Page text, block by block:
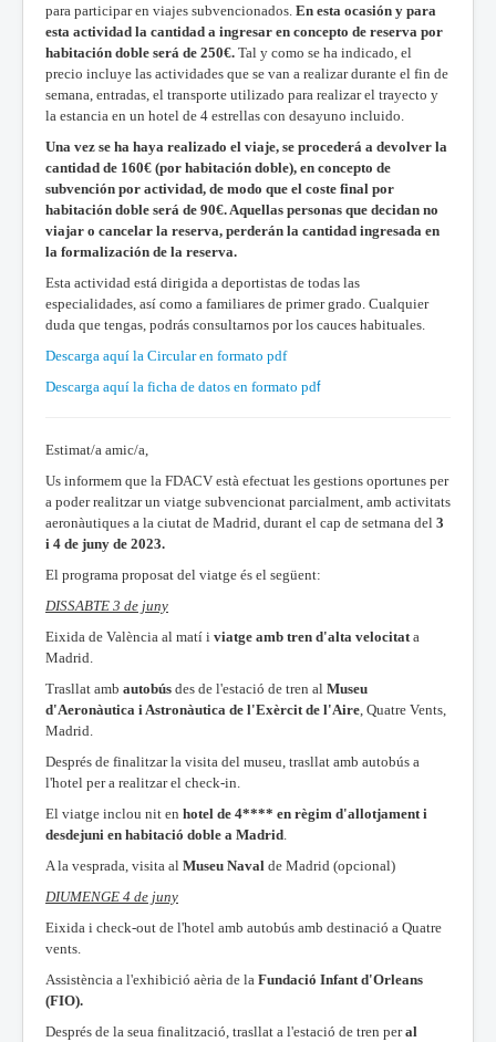
para participar en viajes subvencionados. En esta ocasión y para
esta actividad la cantidad a ingresar en concepto de reserva por
habitación doble será de 250€. Tal y como se ha indicado, el
precio incluye las actividades que se van a realizar durante el fin de
semana, entradas, el transporte utilizado para realizar el trayecto y
la estancia en un hotel de 4 estrellas con desayuno incluido.
Una vez se ha haya realizado el viaje, se procederá a devolver la
cantidad de 160€ (por habitación doble), en concepto de
subvención por actividad, de modo que el coste final por
habitación doble será de 90€. Aquellas personas que decidan no
viajar o cancelar la reserva, perderán la cantidad ingresada en
la formalización de la reserva.
Esta actividad está dirigida a deportistas de todas las
especialidades, así como a familiares de primer grado. Cualquier
duda que tengas, podrás consultarnos por los cauces habituales.
Descarga aquí la Circular en formato pdf
Descarga aquí la ficha de datos en formato pdf
Estimat/a amic/a,
Us informem que la FDACV està efectuat les gestions oportunes per
a poder realitzar un viatge subvencionat parcialment, amb activitats
aeronàutiques a la ciutat de Madrid, durant el cap de setmana del 3
i 4 de juny de 2023.
El programa proposat del viatge és el següent:
DISSABTE 3 de juny
Eixida de València al matí i viatge amb tren d'alta velocitat a
Madrid.
Trasllat amb autobús des de l'estació de tren al Museu
d'Aeronàutica i Astronàutica de l'Exèrcit de l'Aire , Quatre Vents,
Madrid.
Després de finalitzar la visita del museu, trasllat amb autobús a
l'hotel per a realitzar el check-in.
El viatge inclou nit en hotel de 4**** en règim d'allotjament i
desdejuni en habitació doble a Madrid
A la vesprada, visita al Museu Naval de Madrid (opcional)
DIUMENGE 4 de juny
Eixida i check-out de l'hotel amb autobús amb destinació a Quatre
vents.
Assistència a l'exhibició aèria de la Fundació Infant d'Orleans
(FIO).
Després de la seua finalització, trasllat a l'estació de tren peral